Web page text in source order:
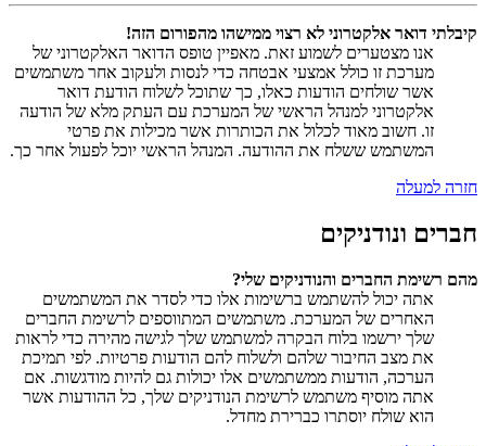
קיבלתי דואר אלקטרוני לא רצוי ממישהו מהפורום הזה!
אנו מצטערים לשמוע זאת. מאפיין טופס הדואר האלקטרוני של
מערכת זו כולל אמצעי אבטחה כדי לנסות ולעקוב אחר משתמשים
אשר שולחים הודעות כאלו, כך שתוכל לשלוח הודעת דואר
אלקטרוני למנהל הראשי של המערכת עם העתק מלא של הודעה
זו. חשוב מאוד לכלול את הכותרות אשר מכילות את פרטי
המשתמש ששלח את ההודעה. המנהל הראשי יוכל לפעול אחר כך.
חזרה למעלה
חברים ונודניקים
מהם רשימת החברים והנודניקים שלי?
אתה יכול להשתמש ברשימות אלו כדי לסדר את המשתמשים
האחרים של המערכת. משתמשים המתווספים לרשימת החברים
שלך ירשמו בלוח הבקרה למשתמש שלך לגישה מהירה כדי לראות
את מצב החיבור שלהם ולשלוח להם הודעות פרטיות. לפי תמיכת
הערכה, הודעות ממשתמשים אלו יכולות גם להיות מודגשות. אם
אתה מוסיף משתמש לרשימת הנודניקים שלך, כל ההודעות אשר
הוא שולח יוסתרו כברירת מחדל.